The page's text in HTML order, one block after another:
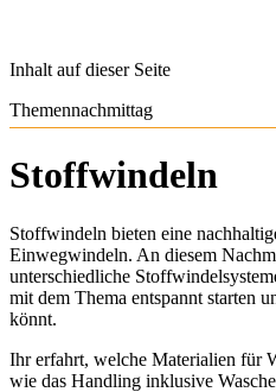
Inhalt auf dieser Seite
Themennachmittag
Stoffwindeln
Stoffwindeln bieten eine
Einwegwindeln. An diesem
unterschiedliche
mit dem Thema entspannt starten
könnt.
Ihr erfahrt, welche Materialien für
wie das Handling inklusive